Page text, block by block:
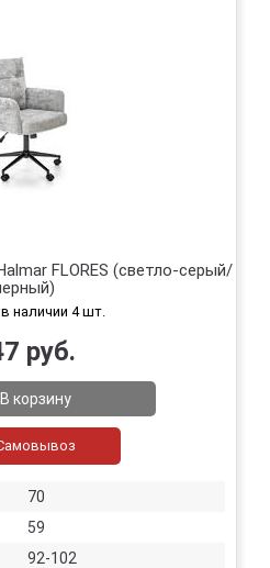
FLORES (светло-серый/
наличии 4 шт.
руб.
В корзину
70
59
92-102